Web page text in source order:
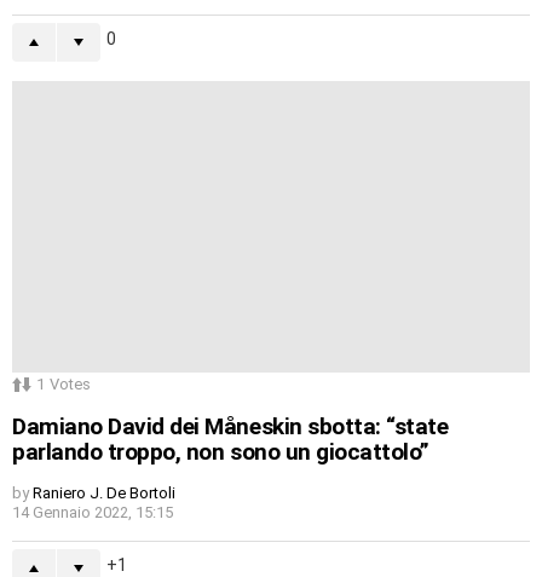
0
1 Votes
Damiano David dei Måneskin sbotta: “state
parlando troppo, non sono un giocattolo”
by Raniero J. De Bortoli
14 Gennaio 2022, 15:15
1